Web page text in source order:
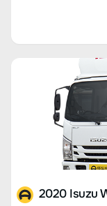
2020 Isuzu